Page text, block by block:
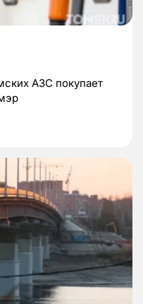
АЗС покупает